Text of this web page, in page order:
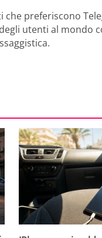
preferiscono
utenti al mondo